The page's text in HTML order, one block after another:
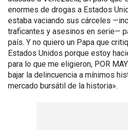
enormes de drogas a Estados
estaba vaciando sus cárceles
traficantes y asesinos en serie—
país. Y no quiero un Papa que
Estados Unidos porque estoy
para lo que me eligieron, POR
bajar la delincuencia a mínimos
mercado bursátil de la historia».